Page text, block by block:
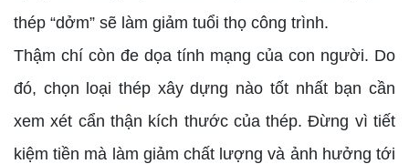
thép “dởm” sẽ làm giảm tuổi thọ công trình.
Thậm chí còn đe dọa tính mạng của con người. Do
đó, chọn loại thép xây dựng nào tốt nhất bạn cần
xem xét cẩn thận kích thước của thép. Đừng vì tiết
kiệm tiền mà làm giảm chất lượng và ảnh hưởng tới